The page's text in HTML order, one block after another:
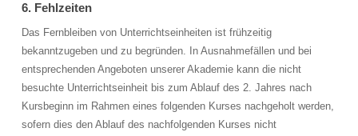
6. Fehlzeiten
Das Fernbleiben von Unterrichtseinheiten ist frühzeitig
bekanntzugeben und zu begründen. In Ausnahmefällen und bei
entsprechenden Angeboten unserer Akademie kann die nicht
besuchte Unterrichtseinheit bis zum Ablauf des 2. Jahres nach
Kursbeginn im Rahmen eines folgenden Kurses nachgeholt werden,
sofern dies den Ablauf des nachfolgenden Kurses nicht